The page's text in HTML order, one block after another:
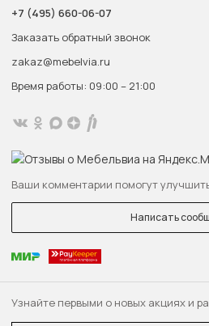
Узнайте первыми о новых акциях и
+7 (495) 660-06-07
Заказать обратный звонок
zakaz@mebelvia.ru
Время работы: 09:00 – 21:00
Ваши комментарии помогут
Написать